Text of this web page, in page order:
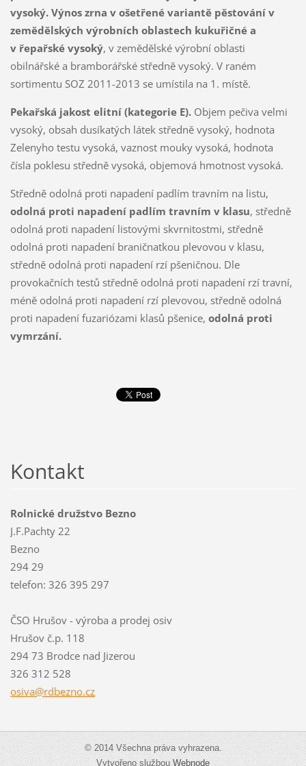
vysoký. Výnos zrna v ošetřené variantě pěstování v
zemědělských výrobních oblastech kukuřičné a
v řepařské vysoký, v zemědělské výrobní oblasti
obilnářské a bramborářské středně vysoký. V raném
sortimentu SOZ 2011-2013 se umístila na 1. místě.
Pekařská jakost elitní (kategorie E).Objem pečiva velmi
vysoký, obsah dusíkatých látek středně vysoký, hodnota
Zelenyho testu vysoká, vaznost mouky vysoká, hodnota
čísla poklesu středně vysoká, objemová hmotnost vysoká.
Středně odolná proti napadení padlím travním na listu,
odolná proti napadení padlím travním v klasu, středně
odolná proti napadení listovými skvrnitostmi, středně
odolná proti napadení braničnatkou plevovou v klasu,
středně odolná proti napadení rzí pšeničnou. Dle
provokačních testů středně odolná proti napadení rzí travní,
méně odolná proti napadení rzí plevovou, středně odolná
proti napadení fuzariózami klasů pšenice, odolná proti
vymrzání.
Kontakt
Rolnické družstvo Bezno
J.F.Pachty 22
Bezno
294 29
telefon: 326 395 297
ČSO Hrušov - výroba a prodej osiv
Hrušov č.p. 118
294 73 Brodce nad Jizerou
326 312 528
osiva@rdbezno.cz
© 2014 Všechna práva vyhrazena.
Vytvořeno službouWebnode